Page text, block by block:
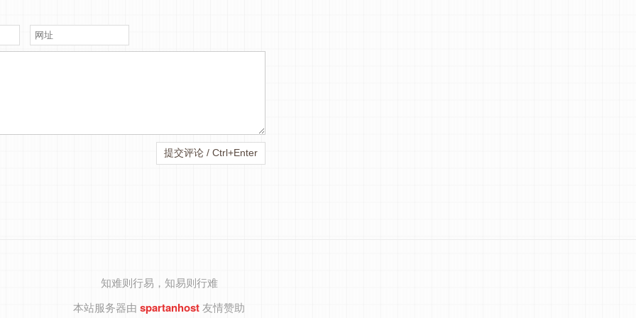
知难则行易，知易则行难
本站服务器由 spartanhost友情赞助